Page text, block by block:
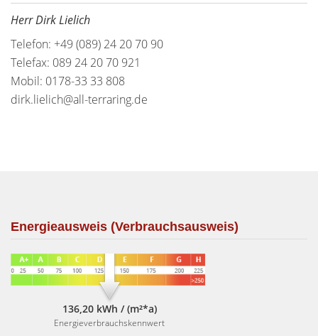
Herr Dirk Lielich
Telefon: +49 (089) 24 20 70 90
Telefax: 089 24 20 70 921
Mobil: 0178-33 33 808
dirk.lielich@all-terraring.de
Energieausweis (Verbrauchsausweis)
136,20 kWh / (m²*a)
Energieverbrauchskennwert